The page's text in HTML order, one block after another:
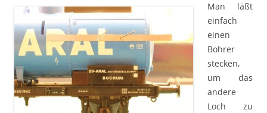
Man läßt
einfach
einen
Bohrer
stecken,
um das
andere
Loch zu